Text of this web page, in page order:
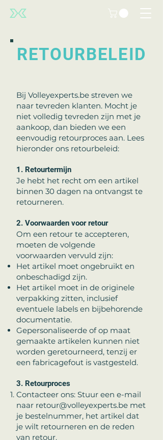
RETOURBELEID
Bij Volleyexperts.be streven we
naar tevreden klanten. Mocht je
niet volledig tevreden zijn met je
aankoop, dan bieden we een
eenvoudig retourproces aan. Lees
hieronder ons retourbeleid:
1. Retourtermijn
Je hebt het recht om een artikel
binnen 30 dagen na ontvangst te
retourneren.
2. Voorwaarden voor retour
Om een retour te accepteren,
moeten de volgende
voorwaarden vervuld zijn:
Het artikel moet ongebruikt en
onbeschadigd zijn.
Het artikel moet in de originele
verpakking zitten, inclusief
eventuele labels en bijbehorende
documentatie.
Gepersonaliseerde of op maat
gemaakte artikelen kunnen niet
worden geretourneerd, tenzij er
een fabricagefout is vastgesteld.
3. Retourproces
Contacteer ons: Stuur een e-mail
naar retour@volleyexperts.be met
je bestelnummer, het artikel dat
je wilt retourneren en de reden
van retour.